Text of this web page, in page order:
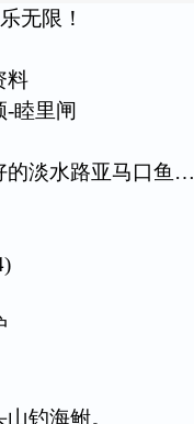
无限！
料
-睦里闸
的淡水路亚马口鱼…
钓海鲋。